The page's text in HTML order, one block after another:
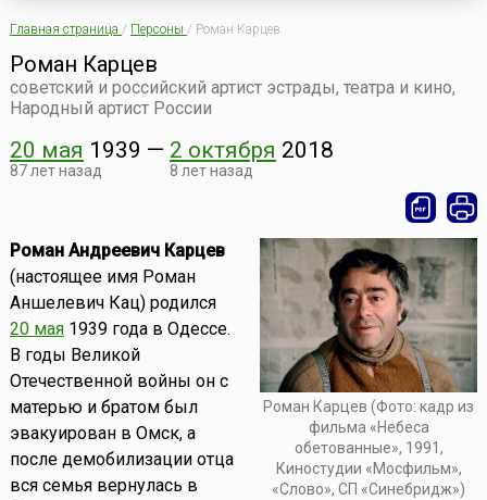
Главная страница / Персоны / Роман Карцев
Роман Карцев
советский и российский артист эстрады, театра и кино,
Народный артист России
20 мая 1939
87 лет назад
— 2 октября 2018
8 лет назад
Роман Карцев (Фото: кадр из
фильма «Небеса
обетованные», 1991,
Киностудии «Мосфильм»,
«Слово», СП «Синебридж»)
Роман Андреевич Карцев
(настоящее имя Роман
Аншелевич Кац) родился
20 мая1939 года в Одессе.
В годы Великой
Отечественной войны он с
матерью и братом был
эвакуирован в Омск, а
после демобилизации отца
вся семья вернулась в